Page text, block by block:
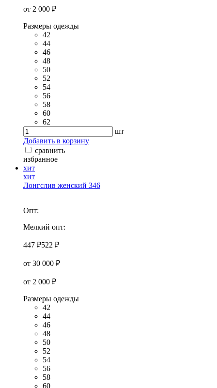
от 2 000 ₽
Размеры одежды
42
44
46
48
50
52
54
56
58
60
62
шт
Добавить в корзину
сравнить
избранное
хит
хит
Лонгслив женский 346
Опт:
Мелкий опт:
447 ₽522 ₽
от 30 000 ₽
от 2 000 ₽
Размеры одежды
42
44
46
48
50
52
54
56
58
60